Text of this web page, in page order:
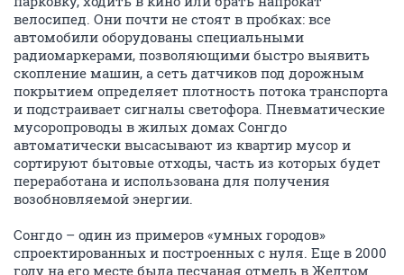
велосипед. Они почти не стоят в пробках: все
автомобили оборудованы специальными
радиомаркерами, позволяющими быстро выявить
скопление машин, а сеть датчиков под дорожным
покрытием определяет плотность потока транспорта
и подстраивает сигналы светофора. Пневматические
мусоропроводы в жилых домах Сонгдо
автоматически высасывают из квартир мусор и
сортируют бытовые отходы, часть из которых будет
переработана и использована для получения
возобновляемой энергии.
Сонгдо – один из примеров «умных городов»
спроектированных и построенных с нуля. Еще в 2000
году на его месте была песчаная отмель в Желтом